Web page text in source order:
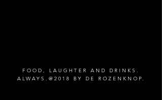
FOOD, LAUGHTER AND DRINKS.
ALWAYS.@2018 BY DE ROZENKNOP.